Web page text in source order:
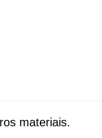
materiais.